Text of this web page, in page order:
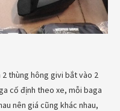
thùng hông givi bắt vào 2
cố định theo xe, mỗi baga
nên giá cũng khác nhau,